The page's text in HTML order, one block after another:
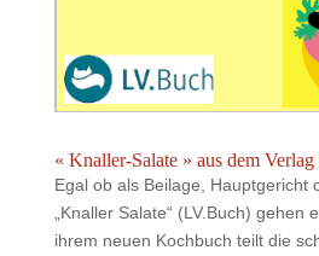
« Knaller-Salate » aus dem
Egal ob als Beilage, Hauptgericht
„Knaller Salate“ (LV.Buch) gehen
ihrem neuen Kochbuch teilt die